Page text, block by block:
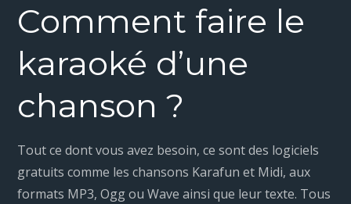
Comment faire le
karaoké d’une
chanson ?
Tout ce dont vous avez besoin, ce sont des logiciels
gratuits comme les chansons Karafun et Midi, aux
formats MP3, Ogg ou Wave ainsi que leur texte. Tous